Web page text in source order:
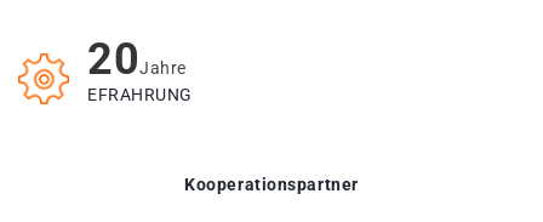
20Jahre
EFRAHRUNG
Kooperationspartner